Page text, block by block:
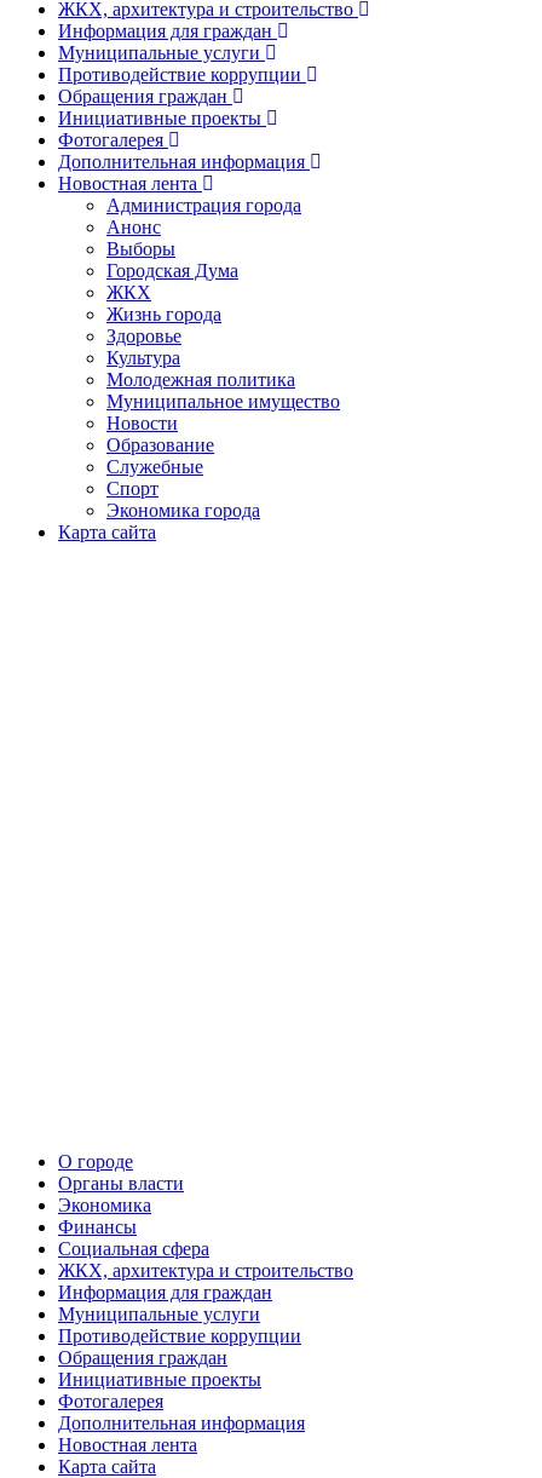
ЖКХ, архитектура и строительство
Информация для граждан
Муниципальные услуги
Противодействие коррупции
Обращения граждан
Инициативные проекты
Фотогалерея
Дополнительная информация
Новостная лента
Администрация города
Анонс
Выборы
Городская Дума
ЖКХ
Жизнь города
Здоровье
Культура
Молодежная политика
Муниципальное имущество
Новости
Образование
Служебные
Спорт
Экономика города
Карта сайта
О городе
Органы власти
Экономика
Финансы
Социальная сфера
ЖКХ, архитектура и строительство
Информация для граждан
Муниципальные услуги
Противодействие коррупции
Обращения граждан
Инициативные проекты
Фотогалерея
Дополнительная информация
Новостная лента
Карта сайта